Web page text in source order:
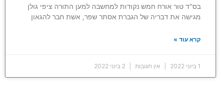
בס"ד טור אורח חמש נקודות למחשבה למען התורה ציפי גולן
מגישה את דבריה של הגברת אסתר שפר, אשת חבר להגאון
קרא עוד »
1 ביוני 2022 אין תגובות 2 ביוני 2022